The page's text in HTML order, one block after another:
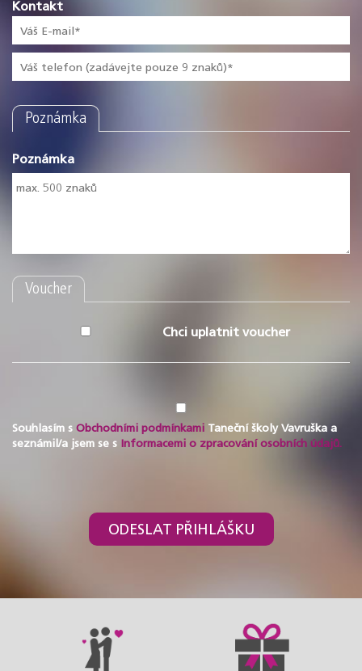
Kontakt
Poznámka
Poznámka
Voucher
Chci uplatnit voucher
Souhlasím s Obchodními podmínkami Taneční školy Vavruška a
seznámil/a jsem se s Informacemi o zpracování osobních údajů.
ODESLAT PŘIHLÁŠKU